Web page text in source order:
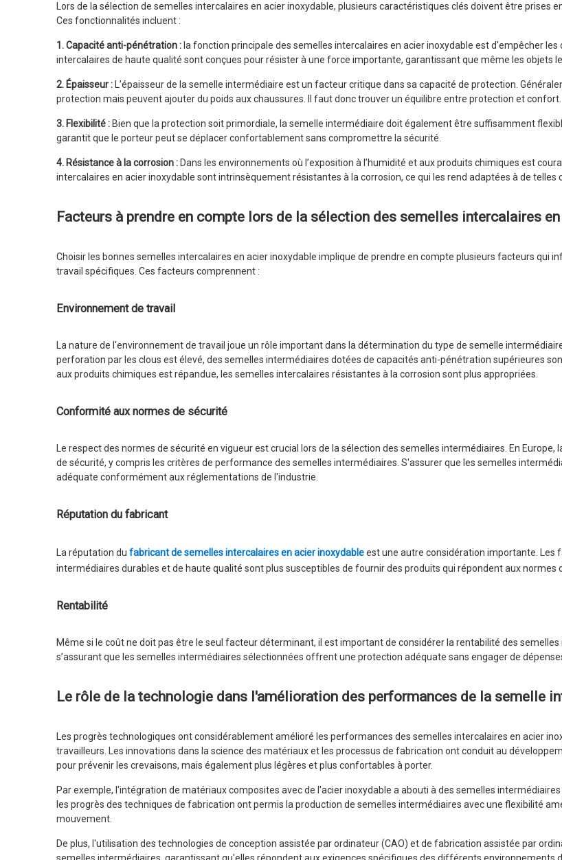
Lors de la sélection de semelles intercalaires en acier inoxydable, plusieurs caractéristiques clés doivent être
Ces fonctionnalités incluent :
1. Capacité anti-pénétration : la fonction principale des semelles intercalaires en acier inoxydable est d'empêcher
intercalaires de haute qualité sont conçues pour résister à une force importante, garantissant que même les objets
2. Épaisseur :
L’épaisseur de la semelle intermédiaire est un facteur critique dans sa capacité de protection.
protection mais peuvent ajouter du poids aux chaussures. Il faut donc trouver un équilibre entre protection et confort.
3. Flexibilité : Bien que la protection soit primordiale, la semelle intermédiaire doit également être suffisamment
garantit que le porteur peut se déplacer confortablement sans compromettre la sécurité.
4. Résistance à la corrosion : Dans les environnements où l’exposition à l’humidité et aux produits chimiques est
intercalaires en acier inoxydable sont intrinsèquement résistantes à la corrosion, ce qui les rend adaptées à de telles
Facteurs à prendre en compte lors de la sélection des semelles intercalaires
Choisir les bonnes semelles intercalaires en acier inoxydable implique de prendre en compte plusieurs facteurs qui
travail spécifiques. Ces facteurs comprennent :
Environnement de travail
La nature de l'environnement de travail joue un rôle important dans la détermination du type de semelle
perforation par les clous est élevé, des semelles intermédiaires dotées de capacités anti-pénétration supérieures
aux produits chimiques est répandue, les semelles intercalaires résistantes à la corrosion sont plus appropriées.
Conformité aux normes de sécurité
Le respect des normes de sécurité en vigueur est crucial lors de la sélection des semelles intermédiaires. En
de sécurité, y compris les critères de performance des semelles intermédiaires. S'assurer que les semelles
adéquate conformément aux réglementations de l'industrie.
Réputation du fabricant
La réputation du fabricant de semelles intercalaires en acier inoxydableest une autre considération importante. Les
intermédiaires durables et de haute qualité sont plus susceptibles de fournir des produits qui répondent aux
Rentabilité
Même si le coût ne doit pas être le seul facteur déterminant, il est important de considérer la rentabilité des semelles
s’assurant que les semelles intermédiaires sélectionnées offrent une protection adéquate sans engager de
Le rôle de la technologie dans l'amélioration des performances de la semelle
Les progrès technologiques ont considérablement amélioré les performances des semelles intercalaires en acier
travailleurs. Les innovations dans la science des matériaux et les processus de fabrication ont conduit au
pour prévenir les crevaisons, mais également plus légères et plus confortables à porter.
Par exemple, l'intégration de matériaux composites avec de l'acier inoxydable a abouti à des semelles
les progrès des techniques de fabrication ont permis la production de semelles intermédiaires avec une flexibilité
mouvement.
De plus, l'utilisation des technologies de conception assistée par ordinateur (CAO) et de fabrication assistée par
semelles intermédiaires, garantissant qu'elles répondent aux exigences spécifiques des différents environnements